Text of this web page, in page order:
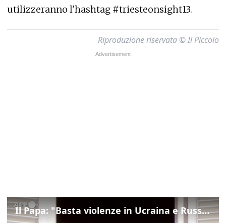
utilizzeranno l'hashtag #triesteonsight13.
Riproduzione riservata © Il Piccolo
Il Papa: "Basta violenze in Ucraina e Russia, spazio a diplomazia"